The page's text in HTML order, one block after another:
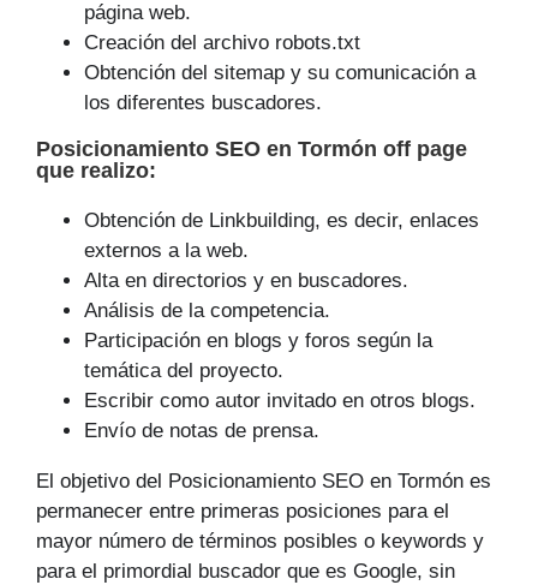
página web.
Creación del archivo robots.txt
Obtención del sitemap y su comunicación a
los diferentes buscadores.
Posicionamiento SEO en Tormón off page
que realizo:
Obtención de Linkbuilding, es decir, enlaces
externos a la web.
Alta en directorios y en buscadores.
Análisis de la competencia.
Participación en blogs y foros según la
temática del proyecto.
Escribir como autor invitado en otros blogs.
Envío de notas de prensa.
El objetivo del Posicionamiento SEO en Tormón es
permanecer entre primeras posiciones para el
mayor número de tér­minos posibles o keywords y
para el primordial buscador que es Google, sin